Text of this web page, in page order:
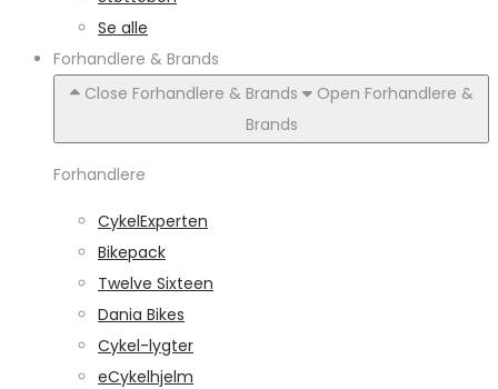
Se alle
Forhandlere & Brands
Close Forhandlere & Brands
Open Forhandlere &
Brands
Forhandlere
CykelExperten
Bikepack
Twelve Sixteen
Dania Bikes
Cykel-lygter
eCykelhjelm